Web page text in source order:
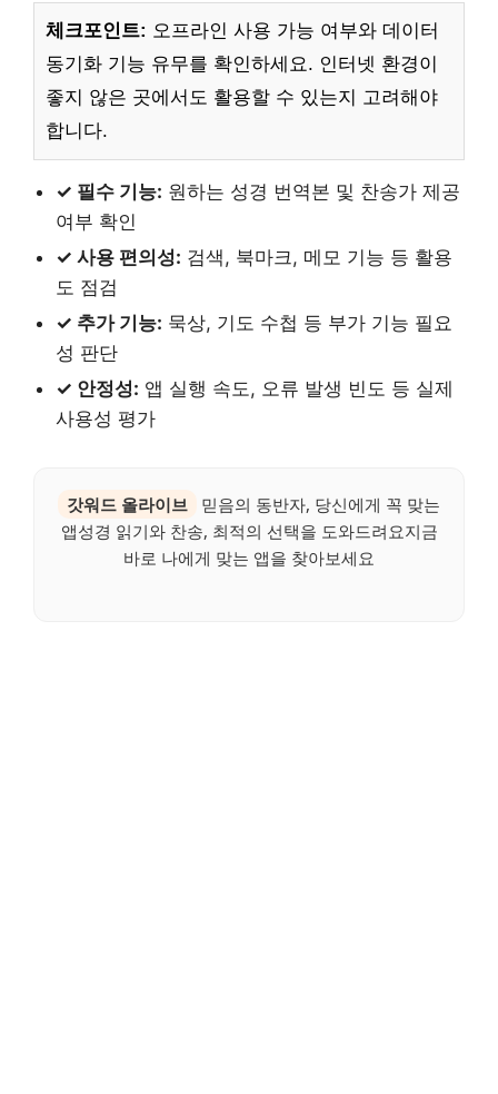
체크포인트: 오프라인 사용 가능 여부와 데이터
동기화 기능 유무를 확인하세요. 인터넷 환경이
좋지 않은 곳에서도 활용할 수 있는지 고려해야
합니다.
✓ 필수 기능: 원하는 성경 번역본 및 찬송가 제공
여부 확인
✓ 사용 편의성: 검색, 북마크, 메모 기능 등 활용
도 점검
✓ 추가 기능: 묵상, 기도 수첩 등 부가 기능 필요
성 판단
✓ 안정성: 앱 실행 속도, 오류 발생 빈도 등 실제
사용성 평가
갓워드 올라이브
믿음의 동반자, 당신에게 꼭 맞는
앱성경 읽기와 찬송, 최적의 선택을 도와드려요지금
바로 나에게 맞는 앱을 찾아보세요